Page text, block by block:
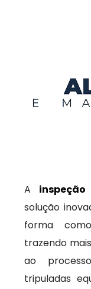
A
solução
forma
trazendo
ao
tripuladas